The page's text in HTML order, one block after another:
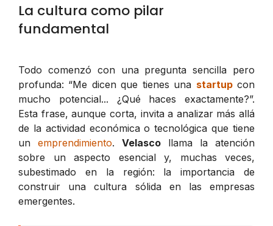
La cultura como pilar
fundamental
Todo comenzó con una pregunta sencilla pero
profunda: “Me dicen que tienes una startupcon
mucho potencial... ¿Qué haces exactamente?”.
Esta frase, aunque corta, invita a analizar más allá
de la actividad económica o tecnológica que tiene
un emprendimiento. Velasco llama la atención
sobre un aspecto esencial y, muchas veces,
subestimado en la región: la importancia de
construir una cultura sólida en las empresas
emergentes.